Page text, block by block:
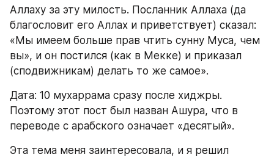
Аллаху за эту милость. Посланник Аллаха (да
благословит его Аллах и приветствует) сказал:
«Мы имеем больше прав чтить сунну Муса, чем
вы», и он постился (как в Мекке) и приказал
(сподвижникам) делать то же самое».
Дата: 10 мухаррама сразу после хиджры.
Поэтому этот пост был назван Ашура, что в
переводе с арабского означает «десятый».
Эта тема меня заинтересовала, и я решил